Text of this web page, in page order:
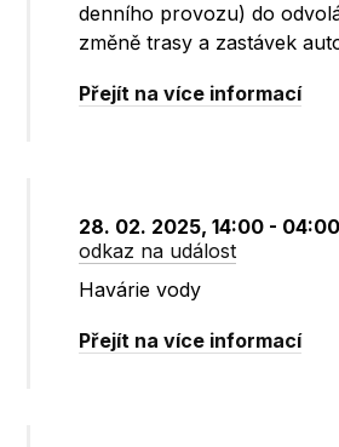
denního provozu) do
změně trasy a zastávek
Přejít na více informací
28. 02. 2025, 14:00 - 04:00
odkaz na událost
Havárie vody
Přejít na více informací